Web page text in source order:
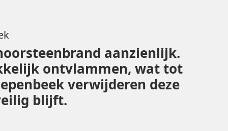
aanzienlijk.
ontvlammen, wat tot
verwijderen deze
blijft.